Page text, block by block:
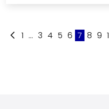
1 ... 3 4 5 6 7 8 9